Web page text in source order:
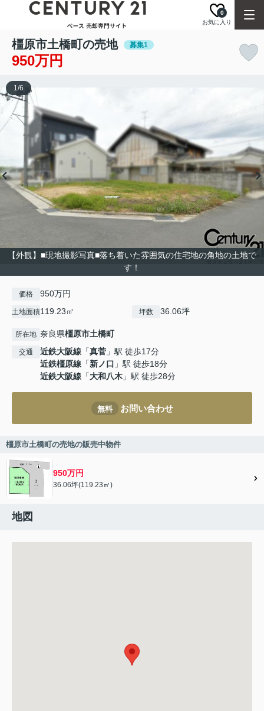
お気に入り
0
橿原市土橋町の売地 募集1
950万円
【外観】■現地撮影写真■落ち着いた雰囲気の住宅地の角地の土地で
す！
1/6
価格 950万円
土地面積119.23㎡ 坪数 36.06坪
所在地 奈良県橿原市土橋町
交通 近鉄大阪線 「真菅 」駅 徒歩17分
近鉄橿原線 「新ノ口 」駅 徒歩18分
近鉄大阪線 「大和八木 」駅 徒歩28分
無料 お問い合わせ
橿原市土橋町の売地の販売中物件
950万円
36.06坪(119.23㎡)
地図